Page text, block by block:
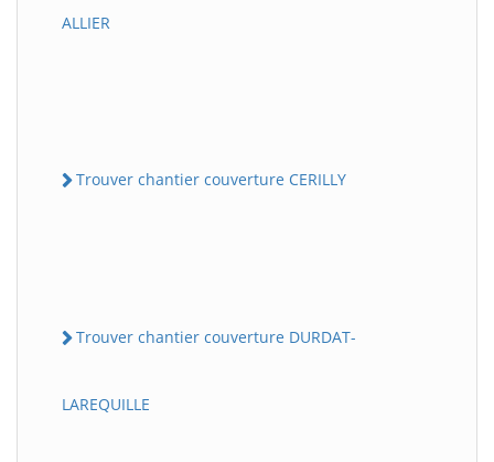
ALLIER
Trouver chantier couverture CERILLY
Trouver chantier couverture DURDAT-
LAREQUILLE